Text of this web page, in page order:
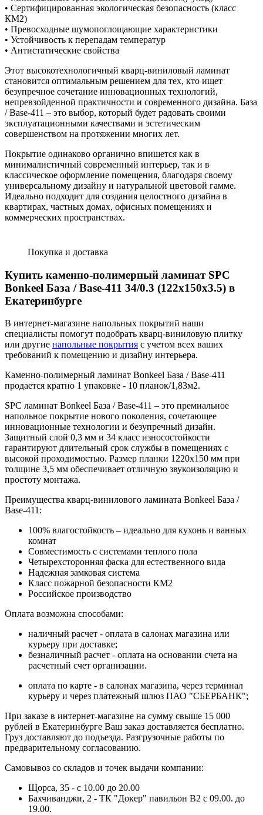
• Сертифицированная экологическая безопасность (класс
КМ2)
• Превосходные шумопоглощающие характеристики
• Устойчивость к перепадам температур
• Антистатические свойства
Этот высокотехнологичный кварц-виниловый ламинат
становится оптимальным решением для тех, кто ищет
безупречное сочетание инновационных технологий,
непревзойденной практичности и современного дизайна. База
/ Base-411 – это выбор, который будет радовать своими
эксплуатационными качествами и эстетическим
совершенством на протяжении многих лет.
Покрытие одинаково органично впишется как в
минималистичный современный интерьер, так и в
классическое оформление помещения, благодаря своему
универсальному дизайну и натуральной цветовой гамме.
Идеально подходит для создания целостного дизайна в
квартирах, частных домах, офисных помещениях и
коммерческих пространствах.
Покупка и доставка
Купить каменно-полимерный ламинат SPC
Bonkeel База / Base-411 34/0.3 (122x150х3.5) в
Екатеринбурге
В интернет-магазине напольных покрытий наши
специалисты помогут подобрать кварц-виниловую плитку
или другие напольные покрытия с учетом всех ваших
требований к помещению и дизайну интерьера.
Каменно-полимерный ламинат Bonkeel База / Base-411
продается кратно 1 упаковке - 10 планок/1,83м2.
SPC ламинат Bonkeel База / Base-411 – это премиальное
напольное покрытие нового поколения, сочетающее
инновационные технологии и безупречный дизайн.
Защитный слой 0,3 мм и 34 класс износостойкости
гарантируют длительный срок службы в помещениях с
высокой проходимостью. Размер планки 1220х150 мм при
толщине 3,5 мм обеспечивает отличную звукоизоляцию и
простоту монтажа.
Преимущества кварц-винилового ламината Bonkeel База /
Base-411:
100% влагостойкость – идеально для кухонь и ванных
комнат
Совместимость с системами теплого пола
Четырехсторонняя фаска для естественного вида
Надежная замковая система
Класс пожарной безопасности КМ2
Российское производство
Оплата возможна способами:
наличный расчет - оплата в салонах магазина или
курьеру при доставке;
безналичный расчет - оплата на основании счета на
расчетный счет организации.
оплата по карте - в салонах магазина, через терминал
курьеру и через платежный шлюз ПАО "СБЕРБАНК";
При заказе в интернет-магазине на сумму свыше 15 000
рублей в Екатеринбурге Ваш заказ доставляется бесплатно.
Груз доставляют до подъезда. Разгрузочные работы по
предварительному согласованию.
Самовывоз со складов и точек выдачи компании:
Щорса, 35 - с 10.00 до 20.00
Бахчиванджи, 2 - ТК "Докер" павильон B2 с 09.00. до
19.00.